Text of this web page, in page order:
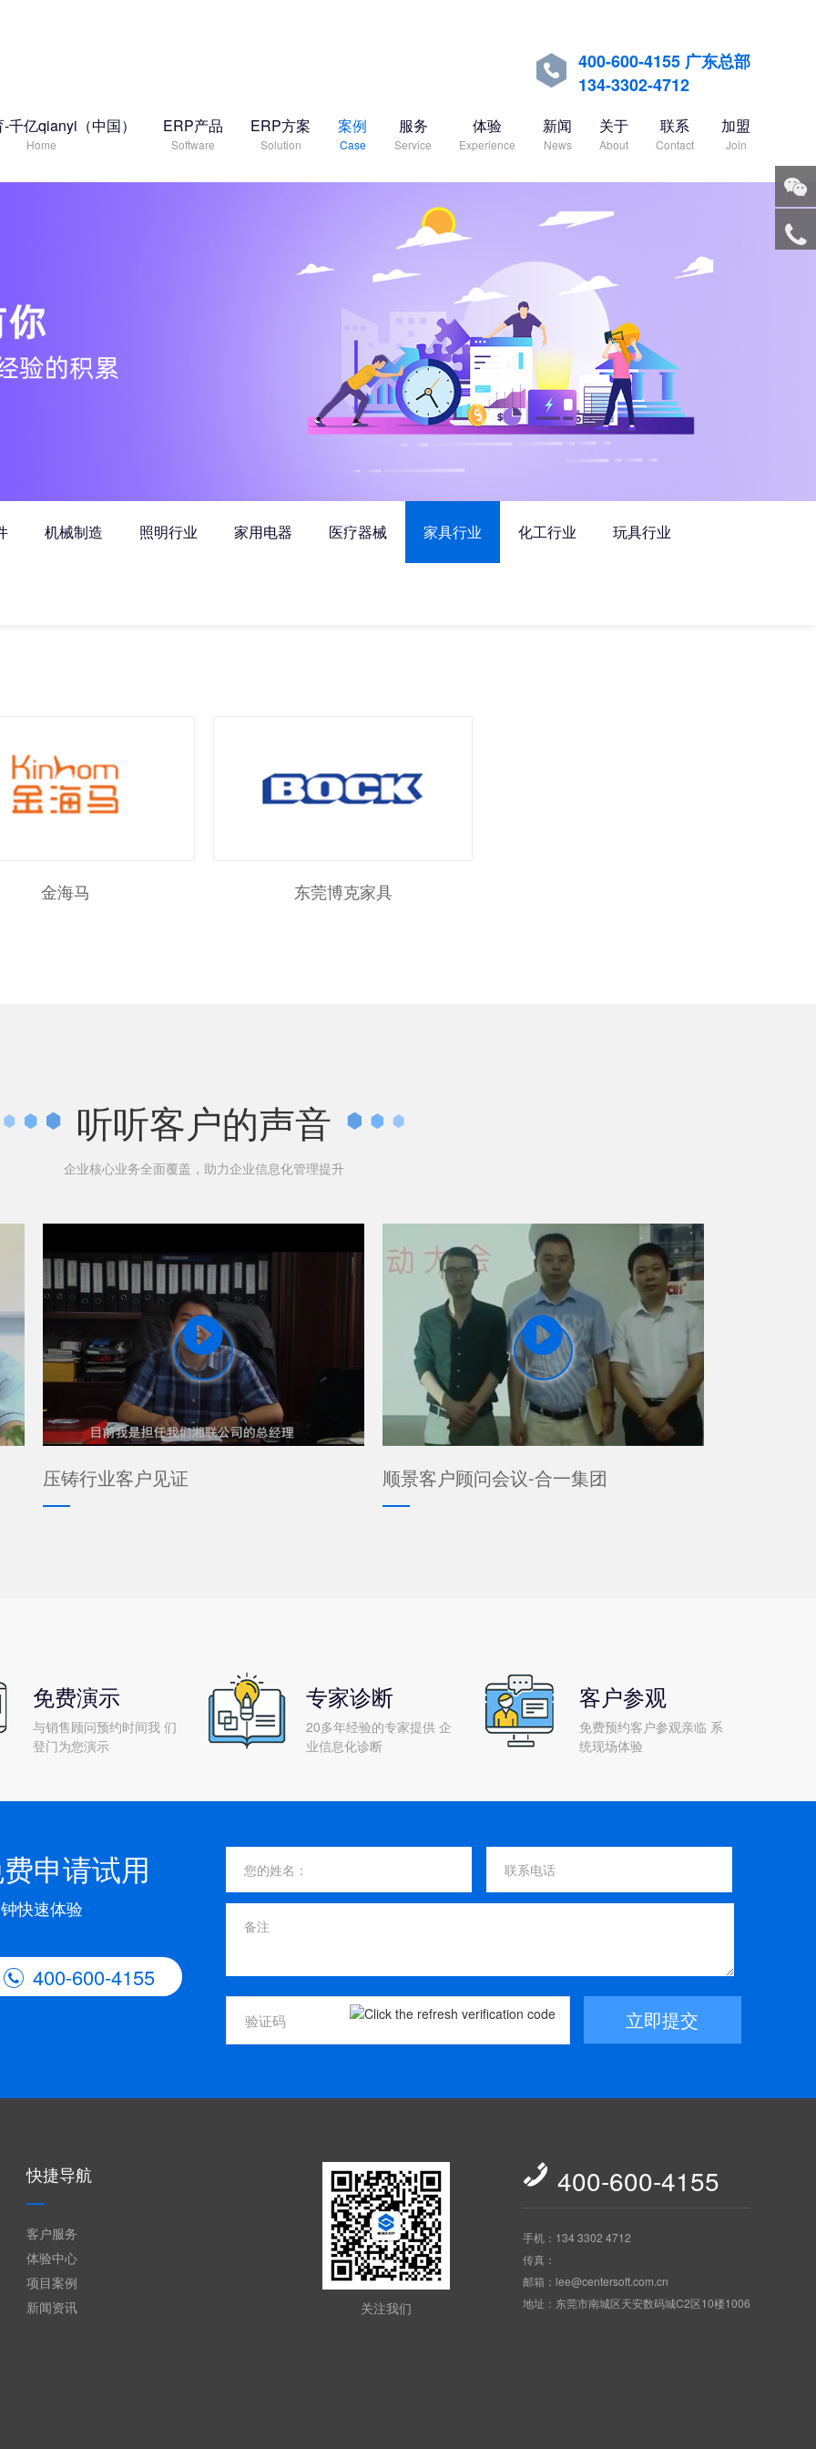

400-600-4155 广东总部
134-3302-4712
千亿qianyi（中国）
Home
ERP产品
Software
ERP方案
Solution
案例
Case
服务
Service
体验
Experience
新闻
News
关于
About
联系
Contact
加盟
Join
机械制造 照明行业 家用电器 医疗器械 家具行业 化工行业 玩具行业
金海马 东莞博克家具
听听客户的声音
企业核心业务全面覆盖，助力企业信息化管理提升

压铸行业客户见证

顺景客户顾问会议-合一集团
免费演示
与销售顾问预约时间我 们
登门为您演示
专家诊断
20多年经验的专家提供 企
业信息化诊断
客户参观
免费预约客户参观亲临 系
统现场体验
申请试用
快速体验
 400-600-4155
立即提交
快捷导航
客户服务
体验中心
项目案例
新闻资讯
 400-600-4155
手机：134 3302 4712
传真：
邮箱：lee@centersoft.com.cn
地址：东莞市南城区天安数码城C2区10楼1006
关注我们
微信